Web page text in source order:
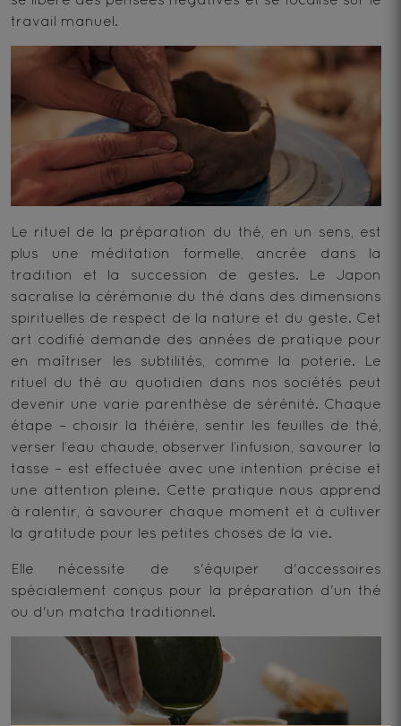
travail manuel.
Le rituel de la préparation du thé, en un sens, est
plus une méditation formelle, ancrée dans la
tradition et la succession de gestes. Le Japon
sacralise la cérémonie du thé dans des dimensions
spirituelles de respect de la nature et du geste. Cet
art codifié demande des années de pratique pour
en maîtriser les subtilités, comme la poterie. Le
rituel du thé au quotidien dans nos sociétés peut
devenir une varie parenthèse de sérénité. Chaque
étape – choisir la théière, sentir les feuilles de thé,
verser l’eau chaude, observer l’infusion, savourer la
tasse – est effectuée avec une intention précise et
une attention pleine. Cette pratique nous apprend
à ralentir, à savourer chaque moment et à cultiver
la gratitude pour les petites choses de la vie.
Elle nécessite de s'équiper d'accessoires
spécialement conçus pour la préparation d'un thé
ou d'un matcha traditionnel.